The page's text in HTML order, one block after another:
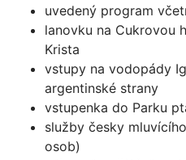
uvedený program
lanovku na Cukrovou
Krista
vstupy na vodopády
argentinské strany
vstupenka do Parku
služby česky
osob)